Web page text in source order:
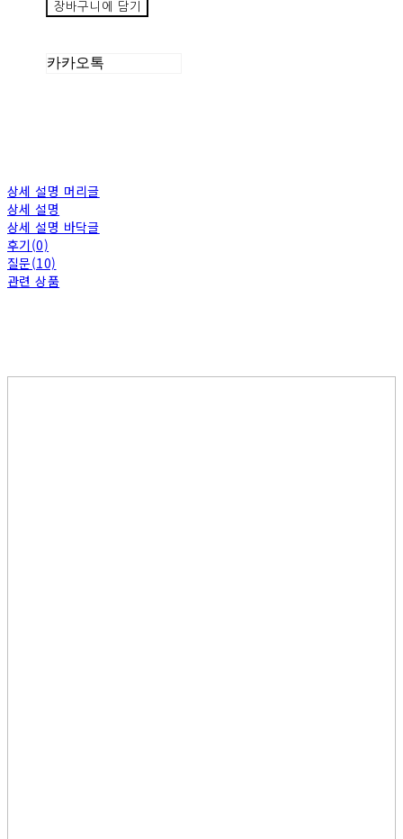
장바구니에 담기
카카오톡
상세 설명 머리글
상세 설명
상세 설명 바닥글
후기(0)
질문(10)
관련 상품